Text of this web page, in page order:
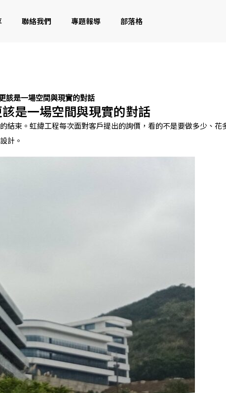
聯絡我們 專題報導 部落格
該是一場空間與現實的對話
是一場空間與現實的對話
結束。虹緯工程每次面對客戶提出的詢價，看的不是要做多少、
計。